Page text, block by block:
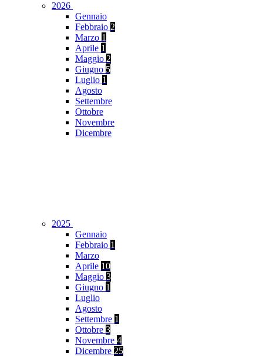
2026
Gennaio
Febbraio 2
Marzo 1
Aprile 1
Maggio 2
Giugno 5
Luglio 1
Agosto
Settembre
Ottobre
Novembre
Dicembre
2025
Gennaio
Febbraio 1
Marzo
Aprile 10
Maggio 3
Giugno 1
Luglio
Agosto
Settembre 1
Ottobre 3
Novembre 4
Dicembre 25